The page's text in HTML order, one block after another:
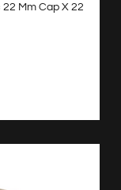
Mm Cap X 22